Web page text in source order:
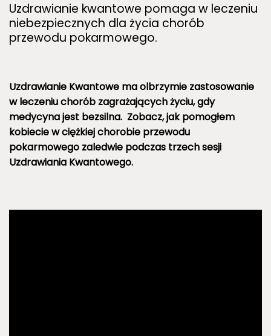
Uzdrawianie kwantowe pomaga w leczeniu
niebezpiecznych dla życia chorób
przewodu pokarmowego.
Uzdrawianie Kwantowe ma olbrzymie zastosowanie
w leczeniu chorób zagrażających życiu, gdy
medycyna jest bezsilna. Zobacz, jak pomogłem
kobiecie w ciężkiej chorobie przewodu
pokarmowego zaledwie podczas trzech sesji
Uzdrawiania Kwantowego.